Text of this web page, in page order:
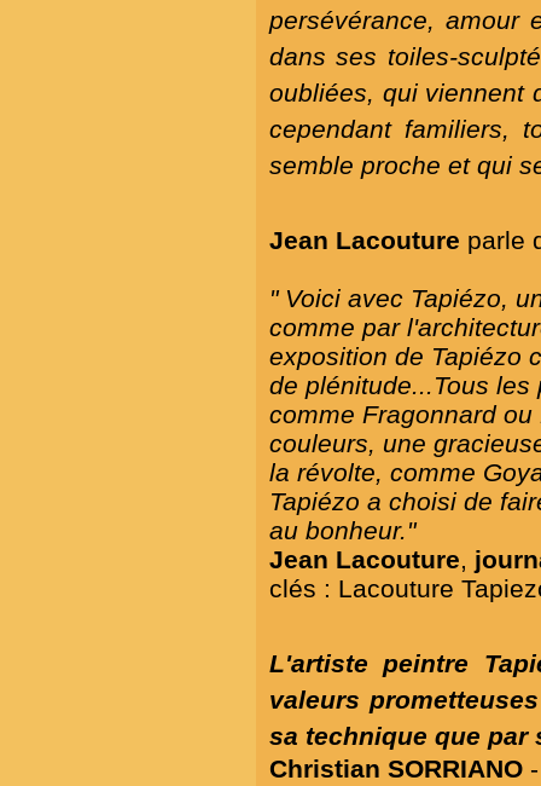
persévérance, amour
dans ses toiles-
oubliées, qui viennent
cependant familiers,
semble proche et qui
Jean Lacouture parle
" Voici avec Tapiézo,
comme par
exposition de Tapiézo
de plénitude...Tous les
comme Fragonnard
couleurs, une
la révolte, comme
Tapiézo a choisi de
au bonheur."
Jean Lacouture,
clés : Lacouture
L'artiste peintre
valeurs
sa technique que par
Christian SORRIANO